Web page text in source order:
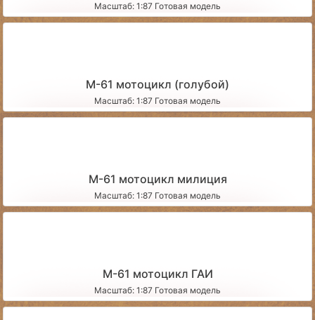
Масштаб: 1:87 Готовая модель
М-61 мотоцикл (голубой)
Масштаб: 1:87 Готовая модель
М-61 мотоцикл милиция
Масштаб: 1:87 Готовая модель
М-61 мотоцикл ГАИ
Масштаб: 1:87 Готовая модель